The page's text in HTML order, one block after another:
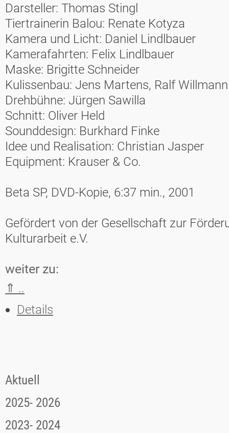
Darsteller: Thomas Stingl
Tiertrainerin Balou: Renate Kotyza
Kamera und Licht: Daniel Lindlbauer
Kamerafahrten: Felix Lindlbauer
Maske: Brigitte Schneider
Kulissenbau: Jens Martens, Ralf Willmann
Drehbühne: Jürgen Sawilla
Schnitt: Oliver Held
Sounddesign: Burkhard Finke
Idee und Realisation: Christian Jasper
Equipment: Krauser & Co.
Beta SP, DVD-Kopie, 6:37 min., 2001
Gefördert von der Gesellschaft zur
Kulturarbeit e.V.
weiter zu:
⇑ ..
Details
Aktuell
2025- 2026
2023- 2024